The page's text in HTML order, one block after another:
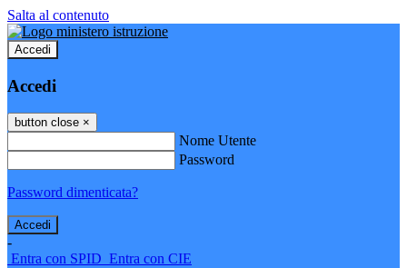
Salta al contenuto
Accedi
Accedi
button close ×
Nome Utente
Password
Password dimenticata?
-
Entra con SPID Entra con CIE